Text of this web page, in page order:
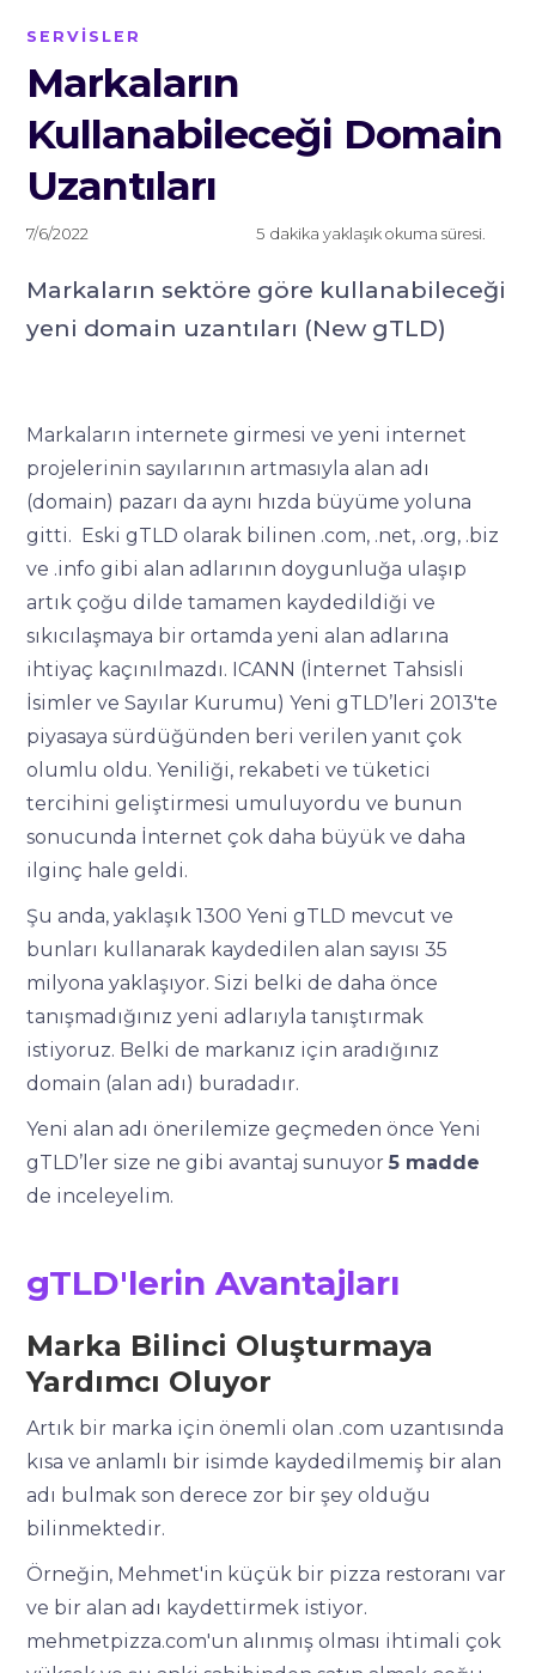
SERVİSLER
Markaların
Kullanabileceği Domain
Uzantıları
7/6/2022 5 dakika yaklaşık okuma süresi.
Markaların sektöre göre kullanabileceği
yeni domain uzantıları (New gTLD)
Markaların internete girmesi ve yeni internet
projelerinin sayılarının artmasıyla alan adı
(domain) pazarı da aynı hızda büyüme yoluna
gitti. Eski gTLD olarak bilinen .com, .net, .org, .biz
ve .info gibi alan adlarının doygunluğa ulaşıp
artık çoğu dilde tamamen kaydedildiği ve
sıkıcılaşmaya bir ortamda yeni alan adlarına
ihtiyaç kaçınılmazdı. ICANN (İnternet Tahsisli
İsimler ve Sayılar Kurumu) Yeni gTLD’leri 2013'te
piyasaya sürdüğünden beri verilen yanıt çok
olumlu oldu. Yeniliği, rekabeti ve tüketici
tercihini geliştirmesi umuluyordu ve bunun
sonucunda İnternet çok daha büyük ve daha
ilginç hale geldi.
Şu anda, yaklaşık 1300 Yeni gTLD mevcut ve
bunları kullanarak kaydedilen alan sayısı 35
milyona yaklaşıyor. Sizi belki de daha önce
tanışmadığınız yeni adlarıyla tanıştırmak
istiyoruz. Belki de markanız için aradığınız
domain (alan adı) buradadır.
Yeni alan adı önerilemize geçmeden önce Yeni
gTLD’ler size ne gibi avantaj sunuyor5 madde
de inceleyelim.
gTLD'lerin Avantajları
Marka Bilinci Oluşturmaya
Yardımcı Oluyor
Artık bir marka için önemli olan .com uzantısında
kısa ve anlamlı bir isimde kaydedilmemiş bir alan
adı bulmak son derece zor bir şey olduğu
bilinmektedir.
Örneğin, Mehmet'in küçük bir pizza restoranı var
ve bir alan adı kaydettirmek istiyor.
mehmetpizza.com'un alınmış olması ihtimali çok